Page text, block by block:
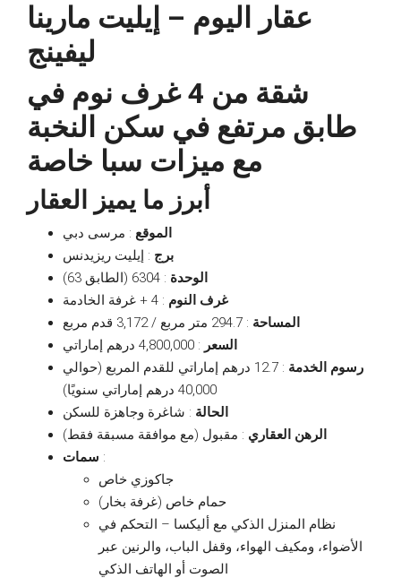
عقار اليوم – إيليت مارينا
ليفينج
شقة من 4 غرف نوم في
طابق مرتفع في سكن النخبة
مع ميزات سبا خاصة
أبرز ما يميز العقار
الموقع : مرسى دبي
برج : إيليت ريزيدنس
الوحدة : 6304 (الطابق 63)
غرف النوم : 4 + غرفة الخادمة
المساحة : 294.7 متر مربع / 3,172 قدم مربع
السعر : 4,800,000 درهم إماراتي
رسوم الخدمة
: 12.7 درهم إماراتي للقدم المربع (حوالي
40,000 درهم إماراتي سنويًا)
الحالة : شاغرة وجاهزة للسكن
الرهن العقاري : مقبول (مع موافقة مسبقة فقط)
سمات :
جاكوزي خاص
حمام خاص (غرفة بخار)
نظام المنزل الذكي مع أليكسا – التحكم في
الأضواء، ومكيف الهواء، وقفل الباب، والرنين عبر
الصوت أو الهاتف الذكي